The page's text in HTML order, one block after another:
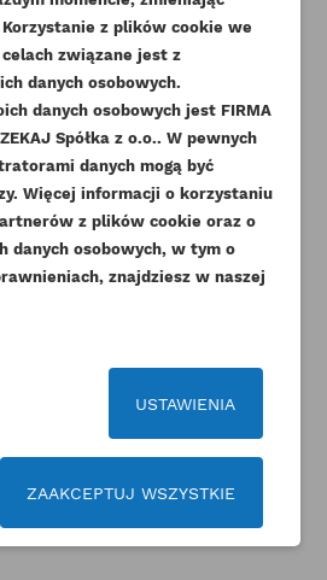
ŻYCZEŃ
add_circle_outline Stwórz nową listę życzeń
Anuluj Utwórz listę życzeń
by zapisać produkty na
Anuluj Zaloguj się
CAT USZCZELKA POKRYWY
ROZRZĄDU 3054B 3056E ESTABO
Indeks177-2391-GS
Dostępny
z plików cookie we
związane jest z
danych osobowych.
danych osobowych jest FIRMA
Spółka z o.o.. W pewnych
danych mogą być
Więcej informacji o korzystaniu
z plików cookie oraz o
danych osobowych, w tym o
znajdziesz w naszej
USTAWIENIA
ZAAKCEPTUJ WSZYSTKIE